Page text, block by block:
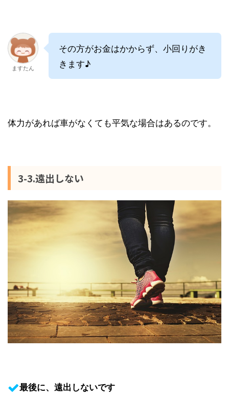
ますたん
その方がお金はかからず、小回りがき
きます♪
体力があれば車がなくても平気な場合はあるのです。
3-3.遠出しない
最後に、遠出しないです